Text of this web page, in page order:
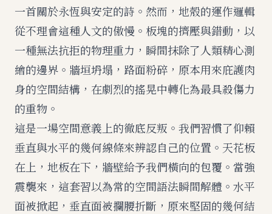
一首關於永恆與安定的詩。然而，地殼的運作邏輯
從不理會這種人文的傲慢。板塊的擠壓與錯動，以
一種無法抗拒的物理重力，瞬間抹除了人類精心測
繪的邊界。牆垣坍塌，路面粉碎，原本用來庇護肉
身的空間結構，在劇烈的搖晃中轉化為最具殺傷力
的重物。
這是一場空間意義上的徹底反叛。我們習慣了仰賴
垂直與水平的幾何線條來辨認自己的位置。天花板
在上，地板在下，牆壁給予我們橫向的包覆。當強
震襲來，這套習以為常的空間語法瞬間解體。水平
面被掀起，垂直面被攔腰折斷，原來堅固的幾何結